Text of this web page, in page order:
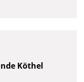
Köthel